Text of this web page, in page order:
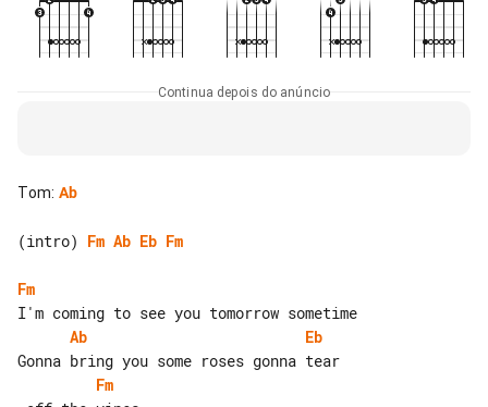
Continua depois do anúncio
Tom: Ab
(intro) Fm Ab Eb Fm
Fm
Ab
Eb
Fm